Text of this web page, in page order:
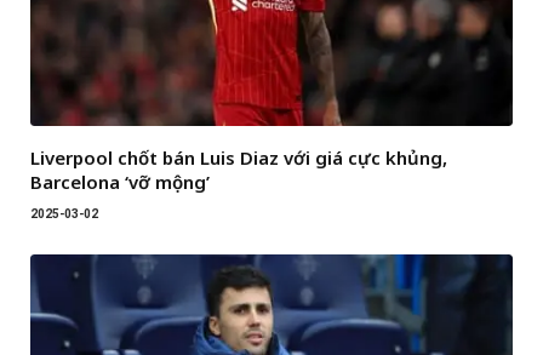
Liverpool chốt bán Luis Diaz với giá cực khủng,
Barcelona ‘vỡ mộng’
2025-03-02